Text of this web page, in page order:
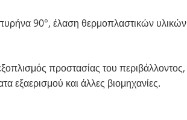
90°, έλαση θερμοπλαστικών υλικών
προστασίας του περιβάλλοντος,
εξαερισμού και άλλες βιομηχανίες.